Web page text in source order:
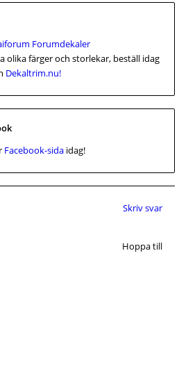
olika färger och storlekar, beställ idag
Dekaltrim.nu!
Facebook-sida idag!
Skriv svar
Hoppa till